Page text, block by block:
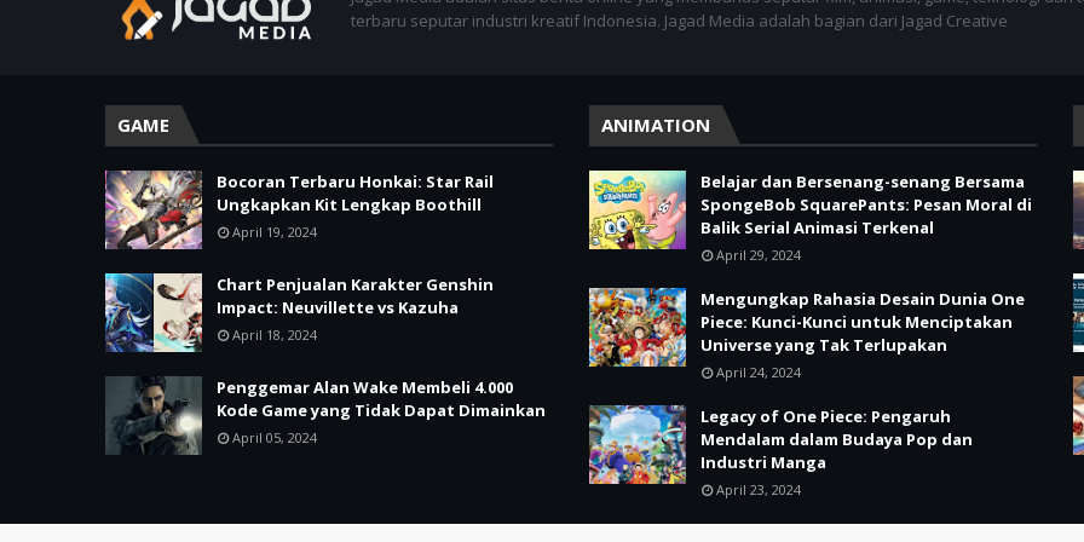
terbaru seputar industri kreatif Indonesia. Jagad Media adalah bagian dari Jagad Creative
GAME
Bocoran Terbaru Honkai: Star Rail
Ungkapkan Kit Lengkap Boothill
April 19, 2024
Chart Penjualan Karakter Genshin
Impact: Neuvillette vs Kazuha
April 18, 2024
Penggemar Alan Wake Membeli 4.000
Kode Game yang Tidak Dapat Dimainkan
April 05, 2024
ANIMATION
Belajar dan Bersenang-senang Bersama
SpongeBob SquarePants: Pesan Moral di
Balik Serial Animasi Terkenal
April 29, 2024
Mengungkap Rahasia Desain Dunia One
Piece: Kunci-Kunci untuk Menciptakan
Universe yang Tak Terlupakan
April 24, 2024
Legacy of One Piece: Pengaruh
Mendalam dalam Budaya Pop dan
Industri Manga
April 23, 2024